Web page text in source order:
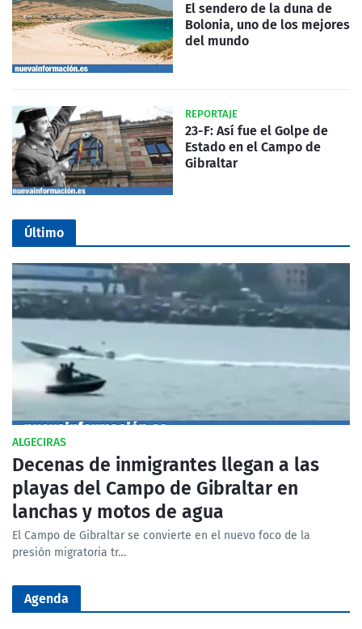
El sendero de la duna de
Bolonia, uno de los mejores
del mundo
REPORTAJE
23-F: Así fue el Golpe de
Estado en el Campo de
Gibraltar
Último
ALGECIRAS
Decenas de inmigrantes llegan a las
playas del Campo de Gibraltar en
lanchas y motos de agua
El Campo de Gibraltar se convierte en el nuevo foco de la
presión migratoria tr…
Agenda